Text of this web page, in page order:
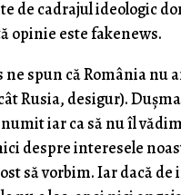
de cadrajul ideologic
opinie este fakenews.
ne spun că România nu
Rusia, desigur).
iar ca să nu îl
despre interesele
să vorbim. Iar dacă de